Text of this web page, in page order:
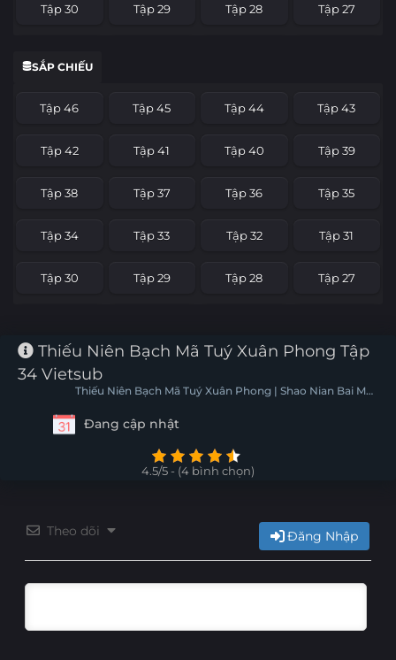
Tập 30 Tập 29 Tập 28 Tập 27
SẮP CHIẾU
Tập 46 Tập 45 Tập 44 Tập 43
Tập 42 Tập 41 Tập 40 Tập 39
Tập 38 Tập 37 Tập 36 Tập 35
Tập 34 Tập 33 Tập 32 Tập 31
Tập 30 Tập 29 Tập 28 Tập 27
Tập 21
Thiếu Niên Bạch Mã Tuý Xuân Phong Tập
34 Vietsub
Thiếu Niên Bạch Mã Tuý Xuân Phong | Shao Nian Bai Ma
Đang cập nhật
4.5/5 - (4 bình chọn)
Theo dõi Đăng Nhập